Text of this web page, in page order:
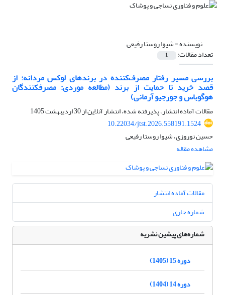
نویسنده =شیوا روستا رفیعی
تعداد مقالات: 1
بررسی مسیر رفتار مصرف‌کننده در برندهای لوکس مردانه: از
قصد خرید تا حمایت از برند (مطالعه موردی: مصرفکنندگان
هوگوباس و جورجیو آرمانی)
مقالات آماده انتشار، پذیرفته شده، انتشار آنلاین از30 اردیبهشت 1405
10.22034/jtst.2026.558191.1524
حسین نوروزی، شیوا روستا رفیعی
مشاهده مقاله
مقالات آماده انتشار
شماره جاری
شماره‌های پیشین نشریه
دوره 15 (1405)
دوره 14 (1404)